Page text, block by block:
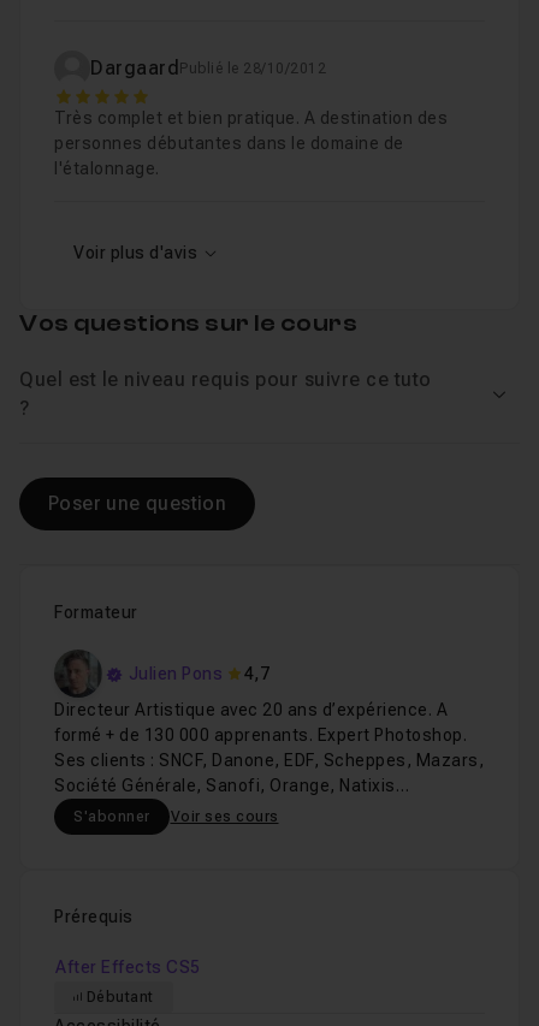
Dargaard Publié le 28/10/2012
5
Très complet et bien pratique. A destination des
personnes débutantes dans le domaine de
l'étalonnage.
Voir plus d'avis
Formateur
Julien Pons
4,7
Directeur Artistique avec 20 ans d’expérience. A
formé + de 130 000 apprenants. Expert Photoshop.
Ses clients : SNCF, Danone, EDF, Scheppes, Mazars,
Société Générale, Sanofi, Orange, Natixis…
S'abonner Voir ses cours
Prérequis
After Effects CS5
Débutant
Vos questions sur le cours
Quel est le niveau requis pour suivre ce tuto
?
Poser une question